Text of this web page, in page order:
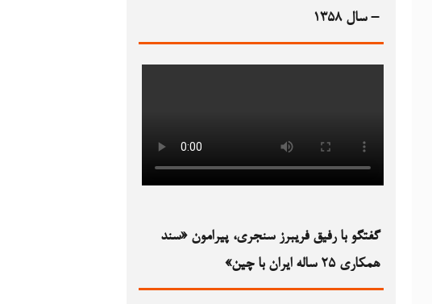
– سال ۱۳۵۸
گفتگو با رفیق فریبرز سنجری، پیرامون «سند
همکاری ۲۵ ساله ایران با چین»